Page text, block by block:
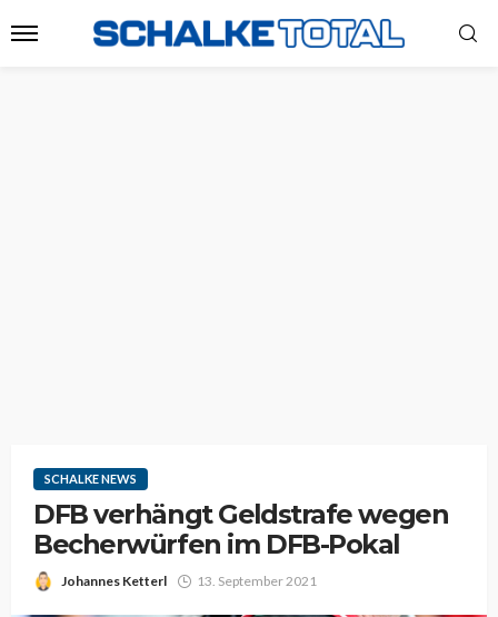
SCHALKE NEWS
DFB verhängt Geldstrafe wegen
Becherwürfen im DFB-Pokal
Johannes Ketterl 13. September 2021